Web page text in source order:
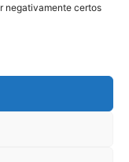
negativamente certos
Reservados